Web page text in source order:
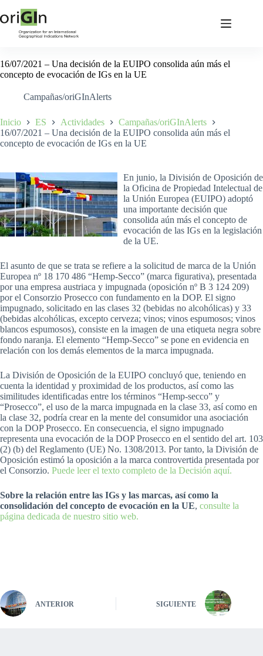
16/07/2021 – Una decisión de la EUIPO consolida aún más el
concepto de evocación de IGs en la UE
Campañas/oriGInAlerts
Inicio ES Actividades
Campañas/oriGInAlerts
16/07/2021 – Una decisión de la EUIPO consolida aún más el
concepto de evocación de IGs en la UE
En junio, la División de Oposición de
la Oficina de Propiedad Intelectual de
la Unión Europea (EUIPO) adoptó
una importante decisión que
consolida aún más el concepto de
evocación de las IGs en la legislación
de la UE.
El asunto de que se trata se refiere a la solicitud de marca de la Unión
Europea nº 18 170 486 “Hemp-Secco” (marca figurativa), presentada
por una empresa austriaca y impugnada (oposición nº B 3 124 209)
por el Consorzio Prosecco con fundamento en la DOP. El signo
impugnado, solicitado en las clases 32 (bebidas no alcohólicas) y 33
(bebidas alcohólicas, excepto cerveza; vinos; vinos espumosos; vinos
blancos espumosos), consiste en la imagen de una etiqueta negra sobre
fondo naranja. El elemento “Hemp-Secco” se pone en evidencia en
relación con los demás elementos de la marca impugnada.
La División de Oposición de la EUIPO concluyó que, teniendo en
cuenta la identidad y proximidad de los productos, así como las
similitudes identificadas entre los términos “Hemp-secco” y
“Prosecco”, el uso de la marca impugnada en la clase 33, así como en
la clase 32, podría crear en la mente del consumidor una asociación
con la DOP Prosecco. En consecuencia, el signo impugnado
representa una evocación de la DOP Prosecco en el sentido del art. 103
(2) (b) del Reglamento (UE) No. 1308/2013. Por tanto, la División de
Oposición estimó la oposición a la marca controvertida presentada por
el Consorzio. Puede leer el texto completo de la Decisión aquí.
Sobre la relación entre las IGs y las marcas, así como la
consolidación del concepto de evocación en la UE, consulte la
página dedicada de nuestro sitio web.
ANTERIOR SIGUIENTE